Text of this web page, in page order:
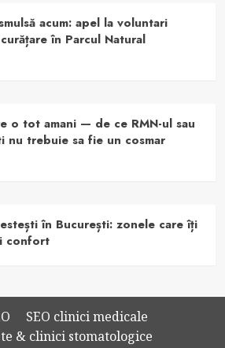
acum: apel la voluntari
în Parcul Natural
o tot amani — de ce RMN-ul sau
nu trebuie sa fie un cosmar
în București: zonele care îți
confort
SEO clinici medicale
& clinici stomatologice